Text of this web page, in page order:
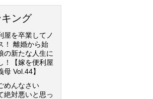
ング
屋を卒業してノ
！ 離婚から始
の新たな人生に
！【嫁を便利屋
Vol.44】
めんなさい
絶対悪いと思っ